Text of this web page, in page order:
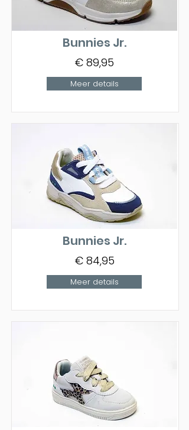
Bunnies Jr.
€ 89,95
Meer details
Bunnies Jr.
€ 84,95
Meer details